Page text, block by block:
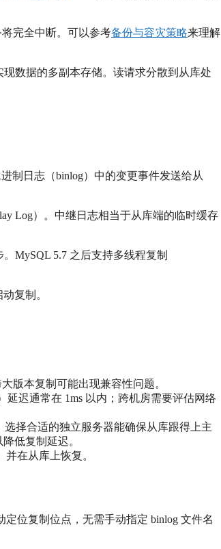
完全中断。可以参考备份与容灾策略来理解
数据的多副本存储。读请求分散到从库处
制日志（binlog）中的变更事件发送给从
Log）。中继日志相当于从库端的临时缓存
MySQL 5.7 之后支持多线程复制
复制。
版本复制可能出现兼容性问题。
延迟通常在 1ms 以内；跨机房需要评估网络
选择合适的独立服务器能确保从库跟得上主
低复制延迟。
并在从库上恢复。
位复制位点，无需手动指定 binlog 文件名